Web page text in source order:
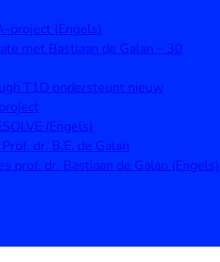
project (Engels)
met Bastiaan de Galan – 30
T1D ondersteunt nieuw
(Engels)
dr. B.E. de Galan
prof. dr. Bastiaan de Galan (Engels)